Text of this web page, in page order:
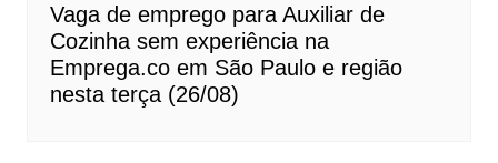
Vaga de emprego para Auxiliar de
Cozinha sem experiência na
Emprega.co em São Paulo e região
nesta terça (26/08)